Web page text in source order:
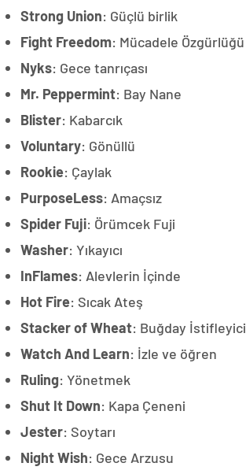
Strong Union: Güçlü birlik
Fight Freedom: Mücadele Özgürlüğü
Nyks: Gece tanrıçası
Mr. Peppermint: Bay Nane
Blister: Kabarcık
Voluntary: Gönüllü
Rookie: Çaylak
PurposeLess: Amaçsız
Spider Fuji: Örümcek Fuji
Washer: Yıkayıcı
InFlames: Alevlerin İçinde
Hot Fire: Sıcak Ateş
Stacker of Wheat: Buğday İstifleyici
Watch And Learn: İzle ve öğren
Ruling: Yönetmek
Shut It Down: Kapa Çeneni
Jester: Soytarı
Night Wish: Gece Arzusu